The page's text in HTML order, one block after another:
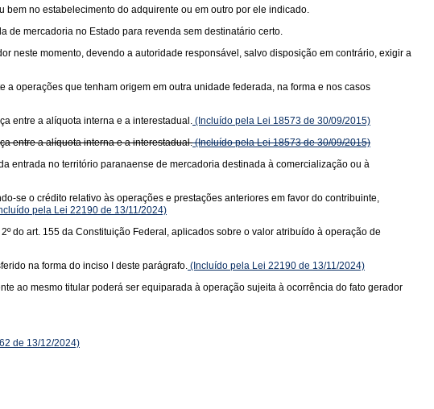
bem no estabelecimento do adquirente ou em outro por ele indicado.
de mercadoria no Estado para revenda sem destinatário certo.
neste momento, devendo a autoridade responsável, salvo disposição em contrário, exigir a
operações que tenham origem em outra unidade federada, na forma e nos casos
entre a alíquota interna e a interestadual. (Incluído pela Lei 18573 de 30/09/2015)
entre a alíquota interna e a interestadual.(Incluído pela Lei 18573 de 30/09/2015)
entrada no território paranaense de mercadoria destinada à comercialização ou à
se o crédito relativo às operações e prestações anteriores em favor do contribuinte,
pela Lei 22190 de 13/11/2024)
do art. 155 da Constituição Federal, aplicados sobre o valor atribuído à operação de
na forma do inciso I deste parágrafo. (Incluído pela Lei 22190 de 13/11/2024)
ao mesmo titular poderá ser equiparada à operação sujeita à ocorrência do fato gerador
de 13/12/2024)